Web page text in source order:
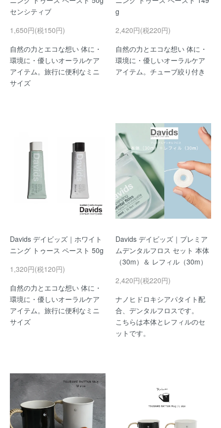
センシティブ
1,650円(税150円)
自然の力とエコな想い 体に・
環境に・優しいオーラルケア
アイテム。旅行に便利なミニ
サイズ
g
2,420円(税220円)
自然の力とエコな想い 体に・
環境に・優しいオーラルケア
アイテム。チューブ絞り付き
Davids デイビッズ｜ホワイト
ニング トゥース ペースト 50g
1,320円(税120円)
自然の力とエコな想い 体に・
環境に・優しいオーラルケア
アイテム。旅行に便利なミニ
サイズ
Davids デイビッズ｜プレミア
ムデンタルフロス セット 本体
（30m）＆ レフィル（30m）
2,420円(税220円)
ナノヒドロキシアパタイト配
合、デンタルフロスです。
こちらは本体とレフィルのセ
ットです。